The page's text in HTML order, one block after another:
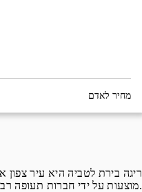
מחיר לאדם
ריגה בירת לטביה היא עיר צפון
מוצעות על ידי חברות תעופה רבות, ובדרך כלל הן כוללות עצירת ביניים.